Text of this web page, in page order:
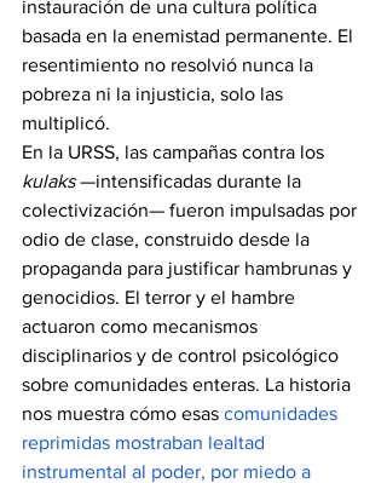
instauración de una cultura política
basada en la enemistad permanente. El
resentimiento no resolvió nunca la
pobreza ni la injusticia, solo las
multiplicó.
En la URSS, las campañas contra los
kulaks —intensificadas durante la
colectivización— fueron impulsadas por
odio de clase, construido desde la
propaganda para justificar hambrunas y
genocidios. El terror y el hambre
actuaron como mecanismos
disciplinarios y de control psicológico
sobre comunidades enteras. La historia
nos muestra cómo esas comunidades
reprimidas mostraban lealtad
instrumental al poder, por miedo a